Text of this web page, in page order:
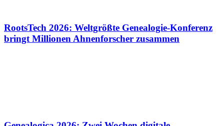
RootsTech 2026: Weltgrößte Genealogie-Konferenz
bringt Millionen Ahnenforscher zusammen